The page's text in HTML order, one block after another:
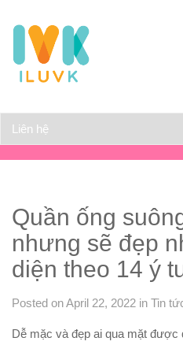
Quần ống
nhưng sẽ đẹp
diện theo 14 ý
Posted on April 22, 2022 in Tin
Dễ mặc và đẹp ai qua mặt được